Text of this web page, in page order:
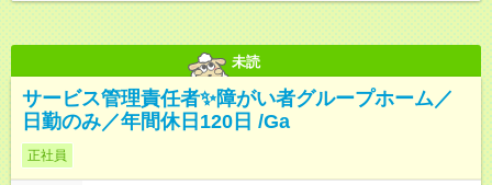
未読
サービス管理責任者✨障がい者グループホーム／
日勤のみ／年間休日120日 /Ga
正社員